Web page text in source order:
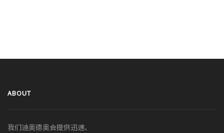
ABOUT
我们迪奥德奥会提供迅速、